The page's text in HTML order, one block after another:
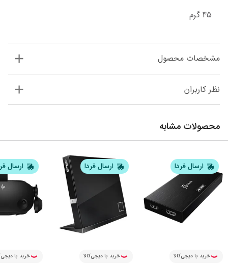
45 گرم
مشخصات محصول
نظر کاربران
محصولات مشابه
ارسال فردا
خرید با دیجی‌کالا
ارسال فردا
خرید با دیجی‌کالا
ارسال
خرید با